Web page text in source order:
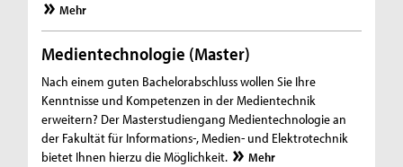
Mehr
Medientechnologie (Master)
Nach einem guten Bachelorabschluss wollen Sie Ihre
Kenntnisse und Kompetenzen in der Medientechnik
erweitern? Der Masterstudiengang Medientechnologie an
der Fakultät für Informations-, Medien- und Elektrotechnik
bietet Ihnen hierzu die Möglichkeit.
Mehr